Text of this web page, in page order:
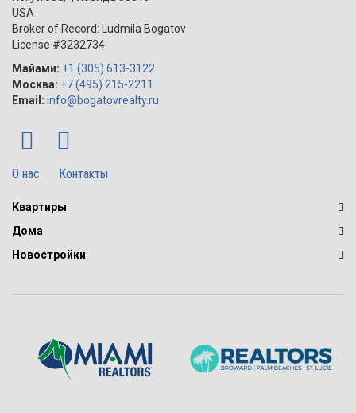
USA
Broker of Record: Ludmila Bogatov
License #3232734
Майами: +1 (305) 613-3122
Москва: +7 (495) 215-2211
Email: info@bogatovrealty.ru
О нас Контакты
Квартиры
Дома
Новостройки